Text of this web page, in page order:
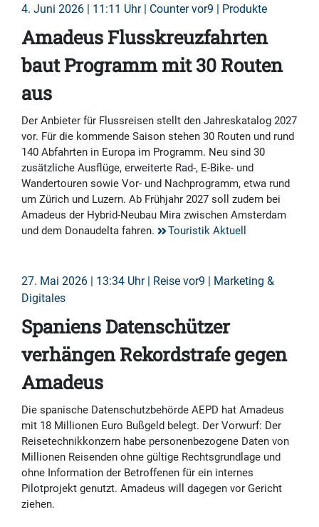
4. Juni 2026 | 11:11 Uhr | Counter vor9 | Produkte
Amadeus Flusskreuzfahrten
baut Programm mit 30 Routen
aus
Der Anbieter für Flussreisen stellt den Jahreskatalog 2027
vor. Für die kommende Saison stehen 30 Routen und rund
140 Abfahrten in Europa im Programm. Neu sind 30
zusätzliche Ausflüge, erweiterte Rad-, E-Bike- und
Wandertouren sowie Vor- und Nachprogramm, etwa rund
um Zürich und Luzern. Ab Frühjahr 2027 soll zudem bei
Amadeus der Hybrid-Neubau Mira zwischen Amsterdam
und dem Donaudelta fahren.
Touristik Aktuell
27. Mai 2026 | 13:34 Uhr | Reise vor9 | Marketing &
Digitales
Spaniens Datenschützer
verhängen Rekordstrafe gegen
Amadeus
Die spanische Datenschutzbehörde AEPD hat Amadeus
mit 18 Millionen Euro Bußgeld belegt. Der Vorwurf: Der
Reisetechnikkonzern habe personenbezogene Daten von
Millionen Reisenden ohne gültige Rechtsgrundlage und
ohne Information der Betroffenen für ein internes
Pilotprojekt genutzt. Amadeus will dagegen vor Gericht
ziehen.